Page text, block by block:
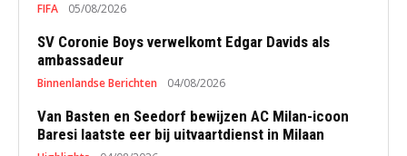
FIFA 05/08/2026
SV Coronie Boys verwelkomt Edgar Davids als
ambassadeur
Binnenlandse Berichten 04/08/2026
Van Basten en Seedorf bewijzen AC Milan-icoon
Baresi laatste eer bij uitvaartdienst in Milaan